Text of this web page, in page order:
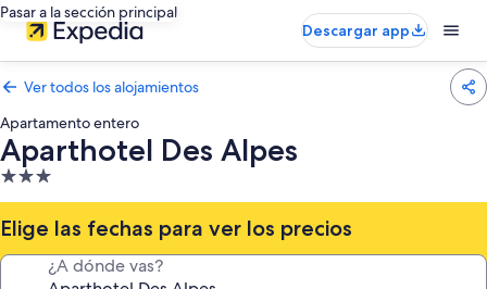
Pasar a la sección principal
Descargar app
Ver todos los alojamientos
Apartamento entero
Aparthotel Des Alpes
Alojamiento
de
3.0 estrellas
Elige las fechas para ver los precios
¿A dónde vas?